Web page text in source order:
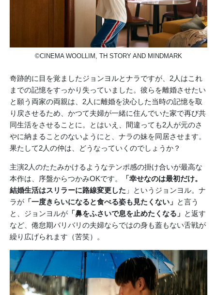
©CINEMA WOOLLIM, TH STORY AND MINDMARK
奇跡的に目を覚ましたジョンヨルとナラですが、2人はこれ
までの記憶をすっかり失っていました。彼らを離婚させたい
と願う両家の両親は、2人に離婚を決心した当時の記憶を取
り戻させるため、かつて夫婦が一緒に住んでいた家で再び共
同生活をさせることに。とはいえ、間違っても2人が元のさ
やに納まることのないようにと、ナラの妹を同居させます。
果たして2人の仲は、どうなっていくのでしょうか？
主演2人のたたみかけるようなテンポ感の掛け合いが最高な
本作は、序盤からつかみOKです。
「幸せなのは最初だけ。
結婚生活はスリラーに路線変更した 」というジョンヨル。ナ
ラが 「一度きらいになると食べる姿も見たくない」 と言う
と、ジョンヨルが 「鼻をふさいで息を止めたくなる」 と返す
など、倦怠期バリバリの夫婦ならではの身も蓋もない舌戦が
繰り広げられます（苦笑）。